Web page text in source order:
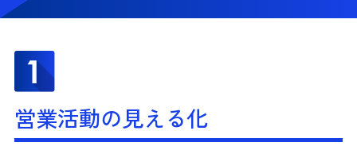
営業活動の見える化